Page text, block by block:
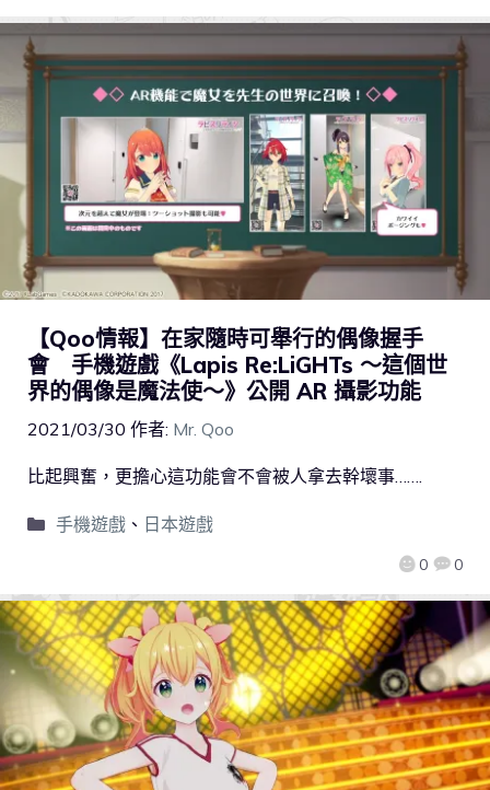
【Qoo情報】在家隨時可舉行的偶像握手
會 手機遊戲《Lapis Re:LiGHTs ～這個世
界的偶像是魔法使～》公開 AR 攝影功能
2021/03/30 作者: Mr. Qoo
0 0
比起興奮，更擔心這功能會不會被人拿去幹壞事…….
手機遊戲、 日本遊戲